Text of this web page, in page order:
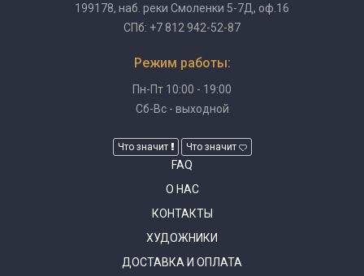
199178, наб. реки Смоленки 5-7Д, оф.16
СПб: +7 812 942-52-87
Режим работы:
Пн-Пт 10:00 - 19:00
Сб-Вс - выходной
Что значит Что значит
FAQ
О НАС
КОНТАКТЫ
ХУДОЖНИКИ
ДОСТАВКА И ОПЛАТА